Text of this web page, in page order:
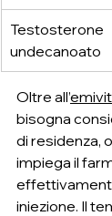
Testosterone
undecanoato
Oltre all’
bisogna
di residenza,
impiega il
iniezione. Il